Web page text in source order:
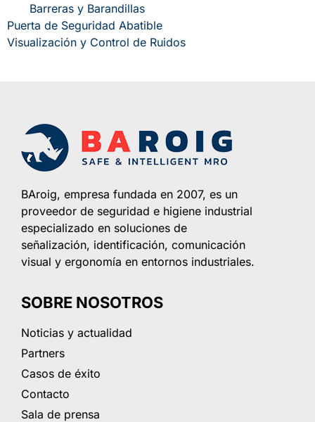
Barreras y Barandillas
Puerta de Seguridad Abatible
Visualización y Control de Ruidos
BAroig, empresa fundada en 2007, es un
proveedor de seguridad e higiene industrial
especializado en soluciones de
señalización, identificación, comunicación
visual y ergonomía en entornos industriales.
SOBRE NOSOTROS
Noticias y actualidad
Partners
Casos de éxito
Contacto
Sala de prensa